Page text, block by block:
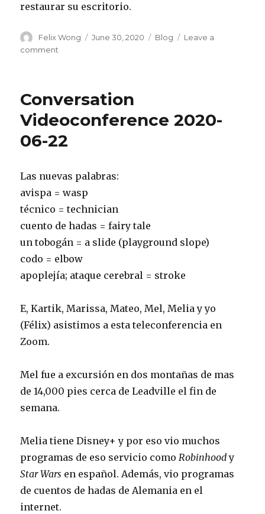
restaurar su escritorio.
Author
Felix Wong
Posted
June 30, 2020 Categories
Blog
Leave a
comment
06-
Conversation
Videoconference 2020-
06-22
Las nuevas palabras:
avispa = wasp
técnico = technician
cuento de hadas = fairy tale
un tobogán = a slide (playground slope)
codo = elbow
apoplejía; ataque cerebral = stroke
E, Kartik, Marissa, Mateo, Mel, Melia y yo
(Félix) asistimos a esta teleconferencia en
Zoom.
Mel fue a excursión en dos montañas de mas
de 14,000 pies cerca de Leadville el fin de
semana.
Melia tiene Disney+ y por eso vio muchos
programas de eso servicio comoRobinhoody
Star Wars en español. Además, vio programas
de cuentos de hadas de Alemania en el
internet.